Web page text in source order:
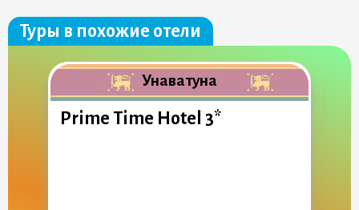
Туры в похожие отели
Унаватуна
Prime Time Hotel 3*